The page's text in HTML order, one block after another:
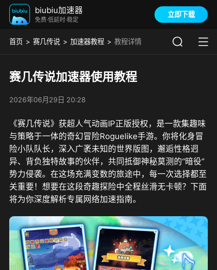
biubiu加速器
免费·低延时·稳定
立即下载
首页 赛几传说 加速器教程 教程详情
赛几传说加速器使用教程
2026年06月29日 20:28
《赛几传说》获超人气动画IP正版授权，是一款集趣味
与策略于一体的奇幻冒险Roguelike手游。你将化身冒
险小队队长，深入广袤未知的世界版图，邂逅性格迥
异、背负独特故事的伙伴，共同抵御神秘莫测的“暗役”
势力侵袭。在这场充满变数的旅途中，每一次选择都至
关重要！想要在这段奇趣探险中全程丝滑无卡顿？下面
将为你深度解析专属网络加速指南。